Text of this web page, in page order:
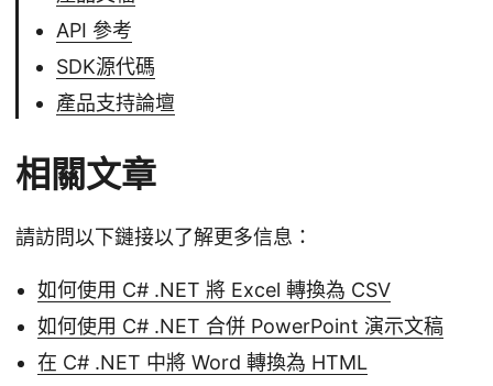
API 參考
SDK源代碼
產品支持論壇
相關文章
請訪問以下鏈接以了解更多信息：
如何使用 C# .NET 將 Excel 轉換為 CSV
如何使用 C# .NET 合併 PowerPoint 演示文稿
在 C# .NET 中將 Word 轉換為 HTML